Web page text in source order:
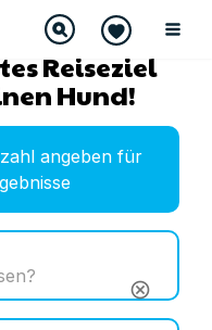
Reiseziel
Hund!
angeben für
cancel